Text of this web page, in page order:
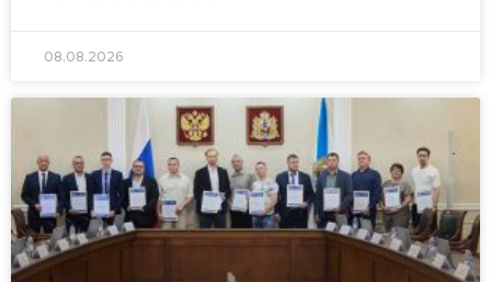
08.08.2026